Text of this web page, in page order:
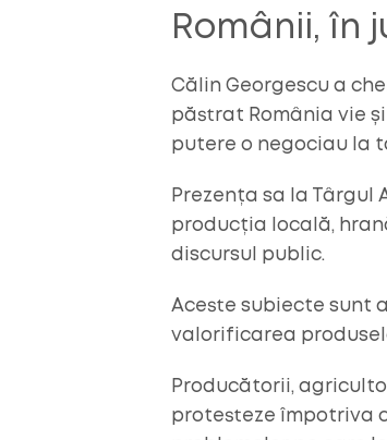
Românii, în
Călin Georgescu a
păstrat România vie
putere o negociau la
Prezența sa la Târgul
producția locală,
discursul public.
Aceste subiecte sunt
valorificarea
Producătorii,
protesteze împotriva